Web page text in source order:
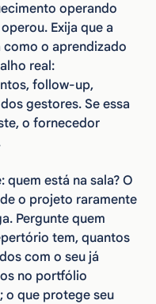
operando
Exija que a
o aprendizado
real:
follow-up,
gestores. Se essa
o fornecedor
quem está na sala? O
o projeto raramente
Pergunte quem
tem, quantos
com o seu já
no portfólio
o que protege seu